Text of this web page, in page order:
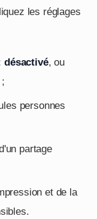
les réglages
désactivé, ou
personnes
partage
et de la